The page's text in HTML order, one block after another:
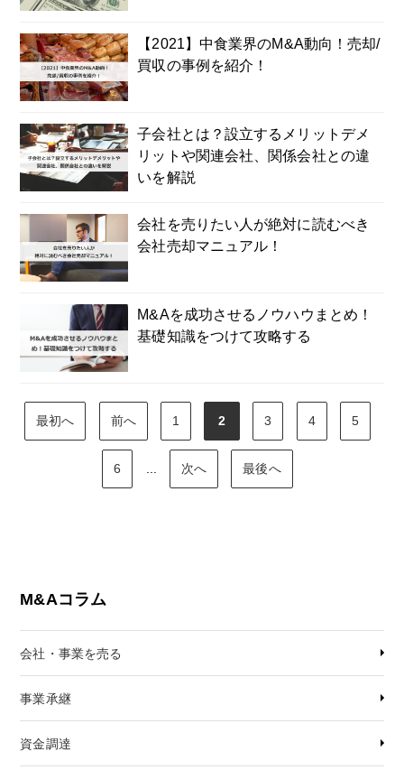
【2021】中食業界のM&A動向！売却/
買収の事例を紹介！
子会社とは？設立するメリットデメ
リットや関連会社、関係会社との違
いを解説
会社を売りたい人が絶対に読むべき
会社売却マニュアル！
M&Aを成功させるノウハウまとめ！
基礎知識をつけて攻略する
最初へ 前へ 1 2 3 4 5
6 次へ 最後へ
M&Aコラム
会社・事業を売る
事業承継
資金調達